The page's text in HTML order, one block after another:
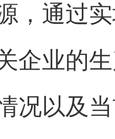
，通过
企业的
况以及